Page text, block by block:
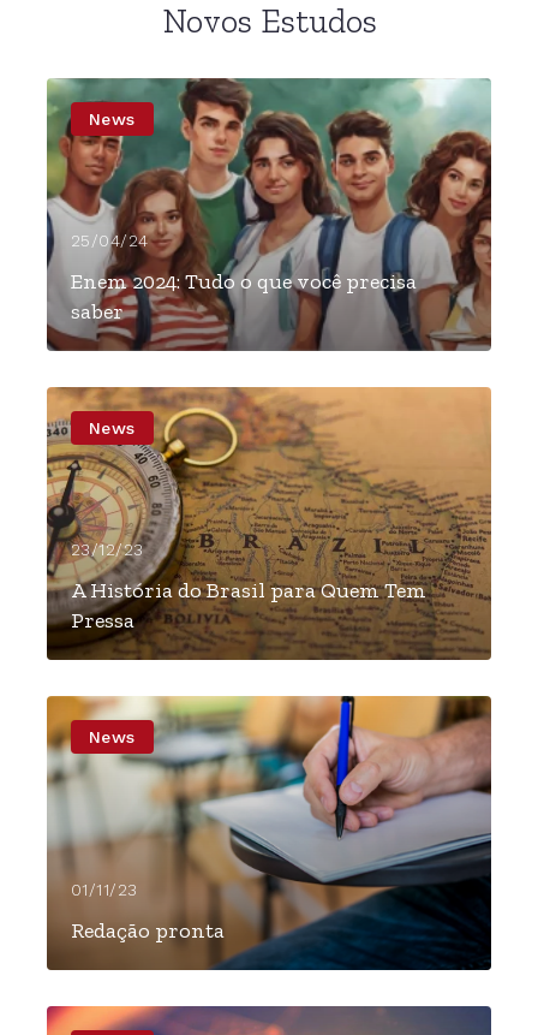
Novos Estudos
News
25/04/24
Enem 2024: Tudo o que você precisa
saber
News
23/12/23
A História do Brasil para Quem Tem
Pressa
News
01/11/23
Redação pronta